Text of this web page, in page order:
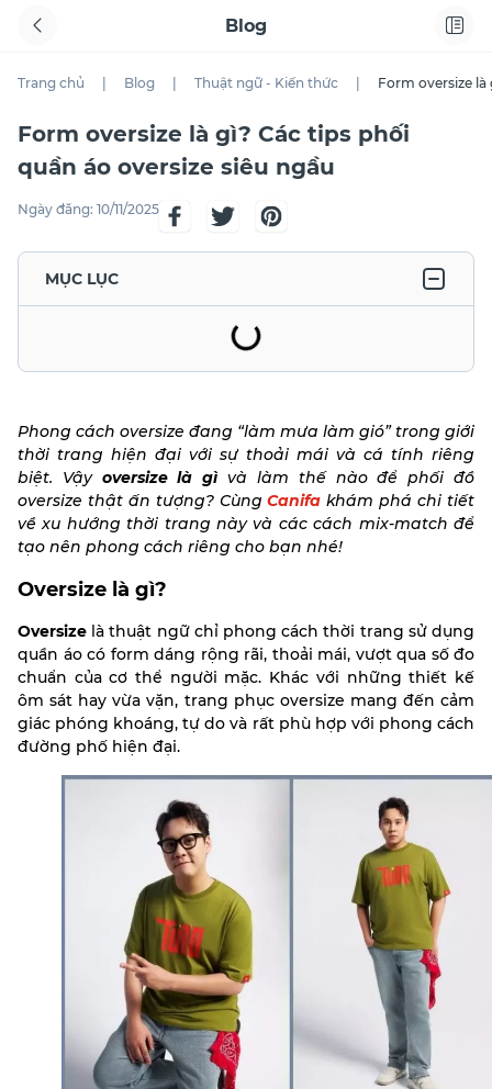
Blog
Trang chủ Blog Thuật ngữ - Kiến thức Form oversize là
Form oversize là gì? Các tips phối
quần áo oversize siêu ngầu
Ngày đăng: 10/11/2025
MỤC LỤC
Phong cách oversize đang “làm mưa làm gió” trong giới
thời trang hiện đại với sự thoải mái và cá tính riêng
biệt. Vậy oversize là gì và làm thế nào để phối đồ
oversize thật ấn tượng? CùngCanifa khám phá chi tiết
về xu hướng thời trang này và các cách mix-match để
tạo nên phong cách riêng cho bạn nhé!
Oversize là gì?
Oversize là thuật ngữ chỉ phong cách thời trang sử dụng
quần áo có form dáng rộng rãi, thoải mái, vượt qua số đo
chuẩn của cơ thể người mặc. Khác với những thiết kế
ôm sát hay vừa vặn, trang phục oversize mang đến cảm
giác phóng khoáng, tự do và rất phù hợp với phong cách
đường phố hiện đại.